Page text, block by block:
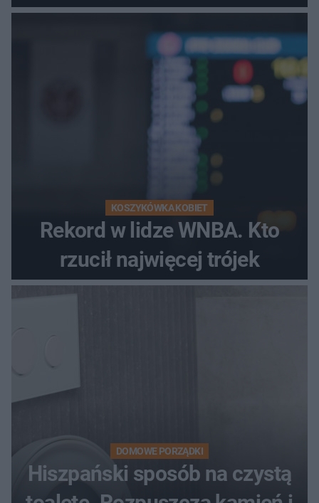
prawne
KOSZYKÓWKA KOBIET
Rekord w lidze WNBA. Kto
rzucił najwięcej trójek
DOMOWE PORZĄDKI
Hiszpański sposób na czystą